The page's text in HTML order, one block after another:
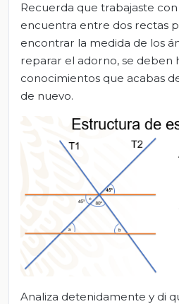
Recuerda que trabajaste
encuentra entre dos rectas
encontrar la medida de los
reparar el adorno, se deben
conocimientos que acabas
de nuevo.
Analiza detenidamente y di